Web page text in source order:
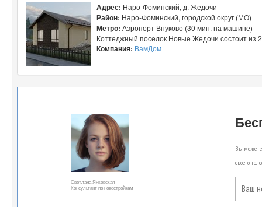
Адрес: Наро-Фоминский, д. Жедочи
Район: Наро-Фоминский, городской округ (МО)
Метро: Аэропорт Внуково (30 мин. на машине)
Коттеджный поселок Новые Жедочи состоит из
Компания: ВамДом
Светлана Янковская
Консультант по новостройкам
Вы
своего